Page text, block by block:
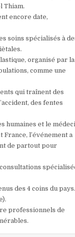
Thiam.
encore date,
soins spécialisés à
organisé par la
comme une
qui traînent des
des fentes
humaines et le
l’événement a
de partout pour
des 4 coins du pays.
professionnels de